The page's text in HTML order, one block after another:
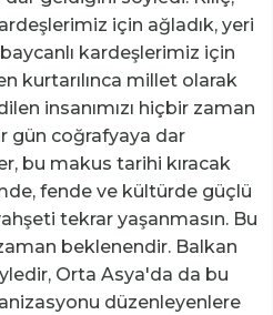
için ağladık, yeri
kardeşlerimiz için
kurtarılınca millet olarak
insanımızı hiçbir zaman
gün coğrafyaya dar
bu makus tarihi kıracak
fende ve kültürde güçlü
tekrar yaşanmasın. Bu
beklenendir. Balkan
Orta Asya'da da bu
düzenleyenlere